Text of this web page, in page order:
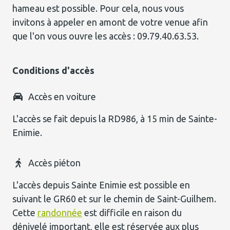
hameau est possible. Pour cela, nous vous
invitons à appeler en amont de votre venue afin
que l'on vous ouvre les accès : 09.79.40.63.53.
Conditions d'accès
Accès en voiture
L'accès se fait depuis la RD986, à 15 min de Sainte-
Enimie.
Accès piéton
L'accès depuis Sainte Enimie est possible en
suivant le GR60 et sur le chemin de Saint-Guilhem.
Cette randonnée est difficile en raison du
dénivelé important, elle est réservée aux plus